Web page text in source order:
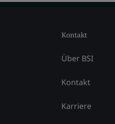
Kontakt
Über BSI
Kontakt
Karriere